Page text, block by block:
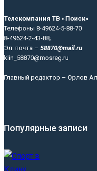
Телекомпания ТВ «Поиск»
Телефоны 8-49624-5-88-70
8-49624-2-43-88;
Эл. почта – 58870@mail.ru
klin_58870@mosreg.ru
Главный редактор – Орлов
Популярные записи